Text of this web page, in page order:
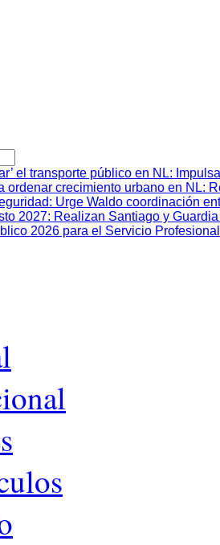
el transporte público en NL:
ordenar crecimiento urbano en NL:
: Urge Waldo coordinación
2027: Realizan Santiago y
2026 para el Servicio